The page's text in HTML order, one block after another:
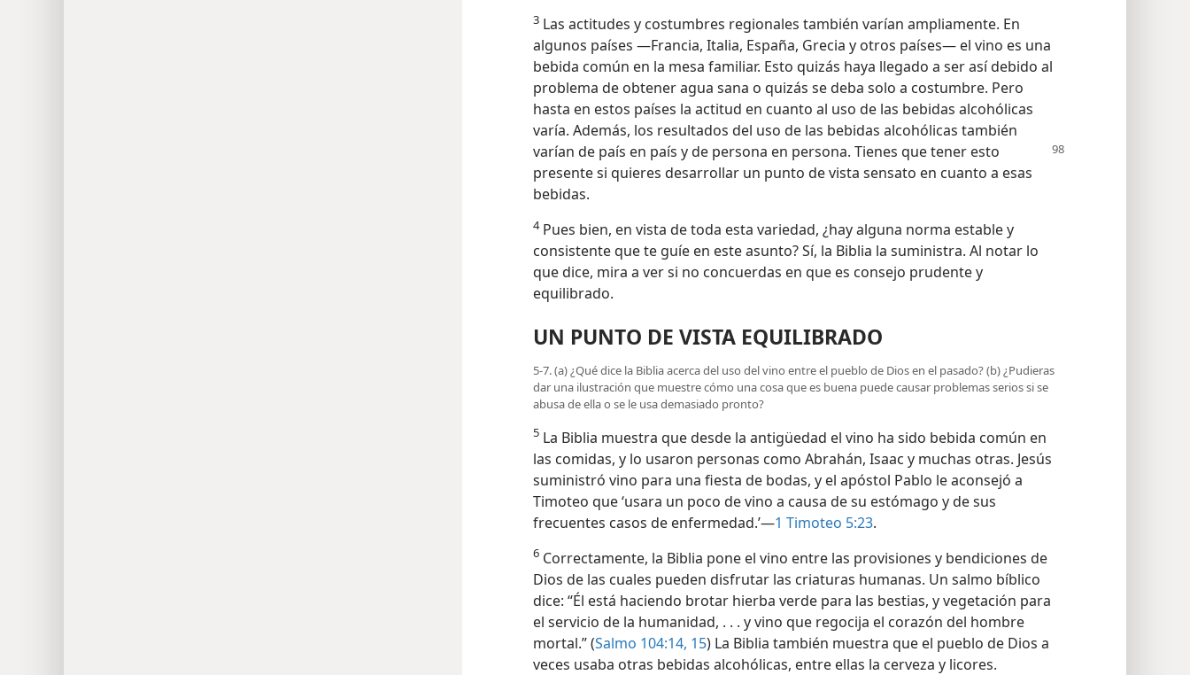
3 Las actitudes y costumbres regionales también varían ampliamente. En
algunos países —Francia, Italia, España, Grecia y otros países— el vino es una
bebida común en la mesa familiar. Esto quizás haya llegado a ser así debido al
problema de obtener agua sana o quizás se deba solo a costumbre. Pero
hasta en estos países la actitud en cuanto al uso de las bebidas alcohólicas
varía. Además, los resultados del uso de las bebidas alcohólicas también
varían de país en país y de persona en persona. Tienes que tener esto
presente si quieres desarrollar un punto de vista sensato en cuanto a esas
bebidas.
4Pues bien, en vista de toda esta variedad, ¿hay alguna norma estable y
consistente que te guíe en este asunto? Sí, la Biblia la suministra. Al notar lo
que dice, mira a ver si no concuerdas en que es consejo prudente y
equilibrado.
UN PUNTO DE VISTA EQUILIBRADO
5-7. (a) ¿Qué dice la Biblia acerca del uso del vino entre el pueblo de Dios en el pasado? (b) ¿Pudieras
dar una ilustración que muestre cómo una cosa que es buena puede causar problemas serios si se
abusa de ella o se le usa demasiado pronto?
5 La Biblia muestra que desde la antigüedad el vino ha sido bebida común en
las comidas, y lo usaron personas como Abrahán, Isaac y muchas otras. Jesús
suministró vino para una fiesta de bodas, y el apóstol Pablo le aconsejó a
Timoteo que ‘usara un poco de vino a causa de su estómago y de sus
frecuentes casos de enfermedad.’—1 Timoteo 5:23.
6 Correctamente, la Biblia pone el vino entre las provisiones y bendiciones de
Dios de las cuales pueden disfrutar las criaturas humanas. Un salmo bíblico
dice: “Él está haciendo brotar hierba verde para las bestias, y vegetación para
el servicio de la humanidad, . . . y vino que regocija el corazón del hombre
mortal.” (Salmo 104:14, 15) La Biblia también muestra que el pueblo de Dios a
veces usaba otras bebidas alcohólicas, entre ellas la cerveza y licores.